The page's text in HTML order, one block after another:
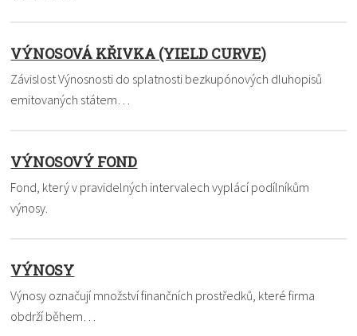
VÝNOSOVÁ KŘIVKA (YIELD CURVE)
Závislost Výnosnosti do splatnosti bezkupónových dluhopisů
emitovaných státem…
VÝNOSOVÝ FOND
Fond, který v pravidelných intervalech vyplácí podílníkům
výnosy.
VÝNOSY
Výnosy označují množství finančních prostředků, které firma
obdrží během…